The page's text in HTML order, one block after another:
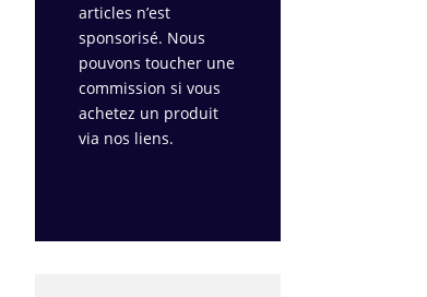
articles n’est
sponsorisé. Nous
pouvons toucher une
commission si vous
achetez un produit
via nos liens.